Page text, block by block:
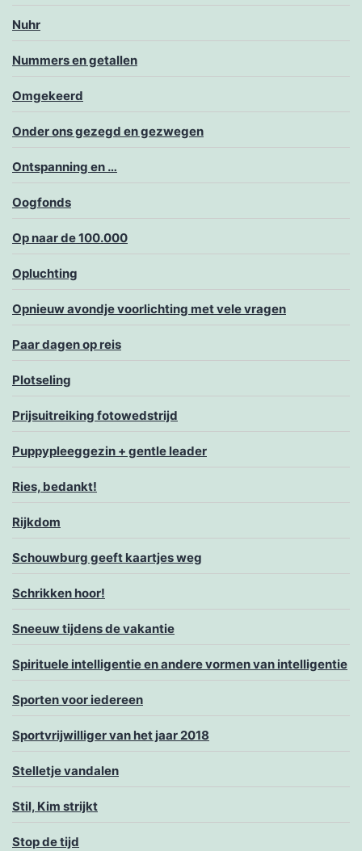
Nuhr
Nummers en getallen
Omgekeerd
Onder ons gezegd en gezwegen
Ontspanning en …
Oogfonds
Op naar de 100.000
Opluchting
Opnieuw avondje voorlichting met vele vragen
Paar dagen op reis
Plotseling
Prijsuitreiking fotowedstrijd
Puppypleeggezin + gentle leader
Ries, bedankt!
Rijkdom
Schouwburg geeft kaartjes weg
Schrikken hoor!
Sneeuw tijdens de vakantie
Spirituele intelligentie en andere vormen van intelligentie
Sporten voor iedereen
Sportvrijwilliger van het jaar 2018
Stelletje vandalen
Stil, Kim strijkt
Stop de tijd